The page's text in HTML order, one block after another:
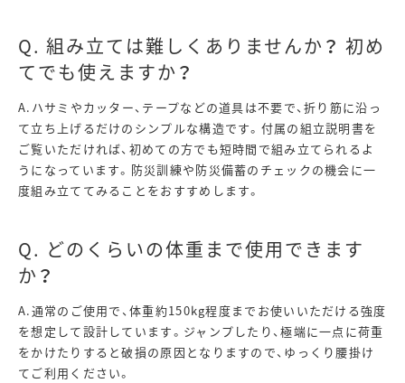
Q. 組み立ては難しくありませんか？ 初め
てでも使えますか？
A.ハサミやカッター、テープなどの道具は不要で、折り筋に沿っ
て立ち上げるだけのシンプルな構造です。付属の組立説明書を
ご覧いただければ、初めての方でも短時間で組み立てられるよ
うになっています。防災訓練や防災備蓄のチェックの機会に一
度組み立ててみることをおすすめします。
Q. どのくらいの体重まで使用できます
か？
A.通常のご使用で、体重約150kg程度までお使いいただける強度
を想定して設計しています。ジャンプしたり、極端に一点に荷重
をかけたりすると破損の原因となりますので、ゆっくり腰掛け
てご利用ください。